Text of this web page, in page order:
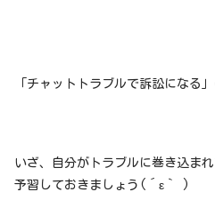
「チャットトラブルで訴訟になる
いざ、自分がトラブルに巻き込ま
予習しておきましょう(´ε｀ )